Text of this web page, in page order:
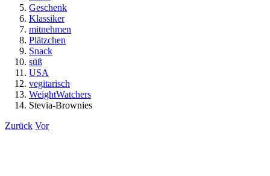
Geschenk
Klassiker
mitnehmen
Plätzchen
Snack
süß
USA
vegitarisch
WeightWatchers
Stevia-Brownies
Zurück Vor